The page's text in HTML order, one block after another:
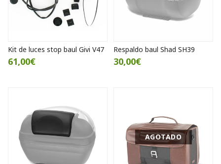
Kit de luces stop baul Givi V47
61,00€
Respaldo baul Shad SH39
30,00€
AGOTADO